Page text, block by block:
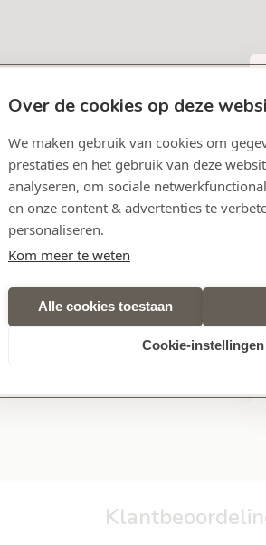
tal van grijpmogelijkheden voor
knuffelvriend in moeilijke tijden,
dankzij de grijpmogelijkheden: hoofd
Over de cookies op deze
We maken gebruik van cookies om
prestaties en het gebruik van deze
analyseren, om sociale
en onze content & advertenties te
personaliseren.
Kom meer te weten
Alle cookies toestaan
Cookie-instellingen